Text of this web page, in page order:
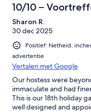
10/10 –
Sharon R.
30 dec 2025
Positief: Netheid,
advertentie
Vertalen met Google
Our hostess were
immaculate and had
This is our 18th holiday
well designed and